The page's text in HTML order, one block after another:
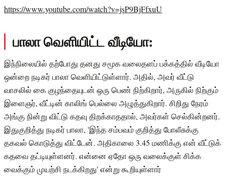
https://www.youtube.com/watch?v=jsP9BjFfxuU
பாலா வெளியிட்ட வீடியோ:
இந்நிலையில் தற்போது தனது சமூக வலைதளப் பக்கத்தில் வீடியோ
ஒன்றை நடிகர் பாலா வெளியிட்டுள்ளார். அதில், அவர் வீட்டு
வாசலில் கை குழந்தையுடன் ஒரு பெண் நிற்கிறார், அருகில் நிற்கும்
இளைஞர், வீட்டின் காலிங் பெல்லை அழுத்துகிறார். சிறிது நேரம்
அங்கு நின்று விட்டு கதவு திறக்காததால், அவர்கள் செல்கின்றனர்.
இதுகுறித்து நடிகர் பாலா, 'இந்த சம்பவம் குறித்து போலீசுக்கு
தகவல் கொடுத்து விட்டேன். அதிகாலை 3.45 மணிக்கு என் வீட்டுக்
கதவை தட்டியுள்ளனர். என்னை ஏதோ ஒரு வலைக்குள் சிக்க
வைக்கும் முயற்சி நடக்கிறது' என்று கூறியுள்ளார் ‌